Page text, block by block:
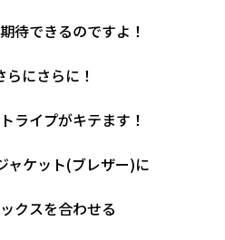
待できるのですよ！
らにさらに！
ライプがキテます！
ャケット(ブレザー)に
クスを合わせる